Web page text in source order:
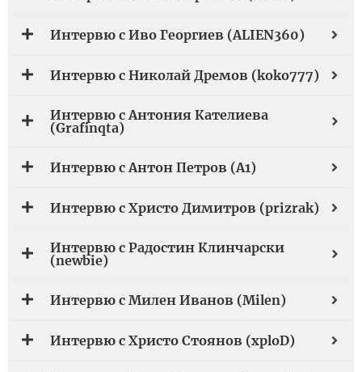
Интервю с Иво Георгиев (ALIEN360)
Интервю с Николай Дремов (koko777)
Интервю с Антония Кателиева
(Grafinqta)
Интервю с Антон Петров (A1)
Интервю с Христо Димитров (prizrak)
Интервю с Радостин Клинчарски
(newbie)
Интервю с Милен Иванов (Milen)
Интервю с Христо Стоянов (xploD)